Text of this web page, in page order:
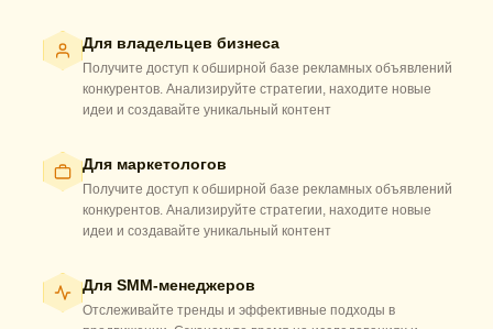
Для владельцев бизнеса
Получите доступ к обширной базе рекламных объявлений
конкурентов. Анализируйте стратегии, находите новые
идеи и создавайте уникальный контент
Для маркетологов
Получите доступ к обширной базе рекламных объявлений
конкурентов. Анализируйте стратегии, находите новые
идеи и создавайте уникальный контент
Для SMM-менеджеров
Отслеживайте тренды и эффективные подходы в